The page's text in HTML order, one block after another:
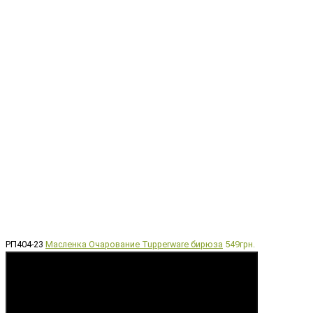
РП404-23 Масленка Очарование Tupperware бирюза 549грн.